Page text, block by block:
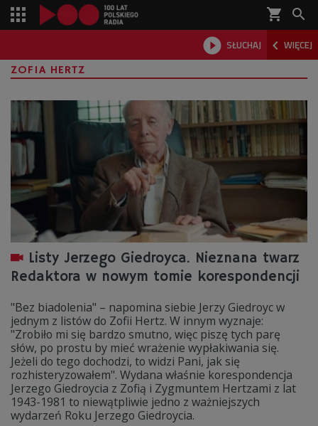
shopping_cart 
 SŁUCHAJ  WIĘCEJ

ZOFIA HERTZ
Listy Jerzego Giedroyca. Nieznana twarz
Redaktora w nowym tomie korespondencji
"Bez biadolenia" – napomina siebie Jerzy Giedroyc w
jednym z listów do Zofii Hertz. W innym wyznaje:
"Zrobiło mi się bardzo smutno, więc piszę tych parę
słów, po prostu by mieć wrażenie wypłakiwania się.
Jeżeli do tego dochodzi, to widzi Pani, jak się
rozhisteryzowałem". Wydana właśnie korespondencja
Jerzego Giedroycia z Zofią i Zygmuntem Hertzami z lat
1943-1981 to niewątpliwie jedno z ważniejszych
wydarzeń Roku Jerzego Giedroycia.